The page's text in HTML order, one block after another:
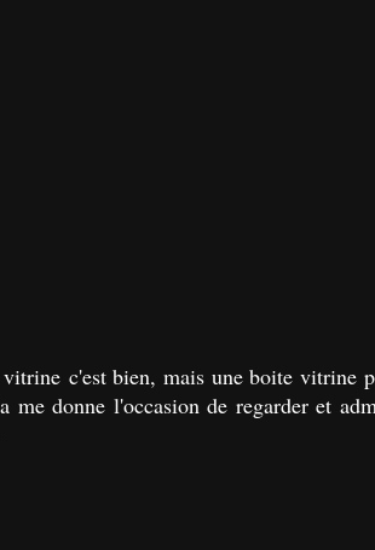
c'est bien, mais une boite vitrine
me donne l'occasion de regarder et